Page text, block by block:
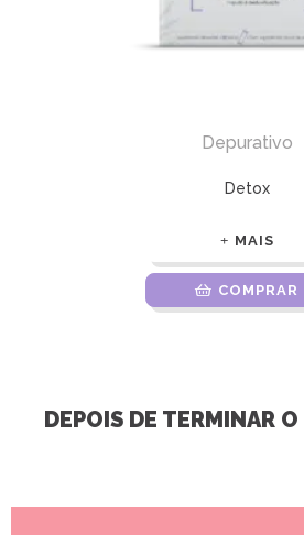
Depurativo
Detox
MAIS
COMPRAR
DEPOIS DE TERMINAR